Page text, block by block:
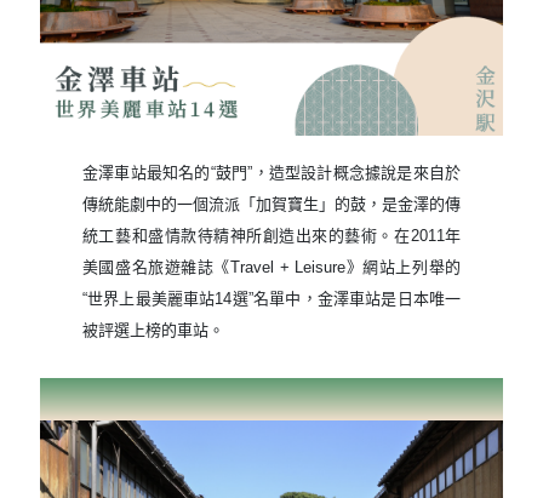
⾦澤⾞站最知名的“⿎⾨”，造型設計概念據說是來⾃於
傳統能劇中的⼀個流派「加賀寶⽣」的⿎，是⾦澤的傳
統⼯藝和盛情款待精神所創造出來的藝術。在2011年
美國盛名旅遊雜誌《Travel + Leisure》網站上列舉的
“世界上最美麗⾞站14選”名單中，⾦澤⾞站是⽇本唯⼀
被評選上榜的⾞站。